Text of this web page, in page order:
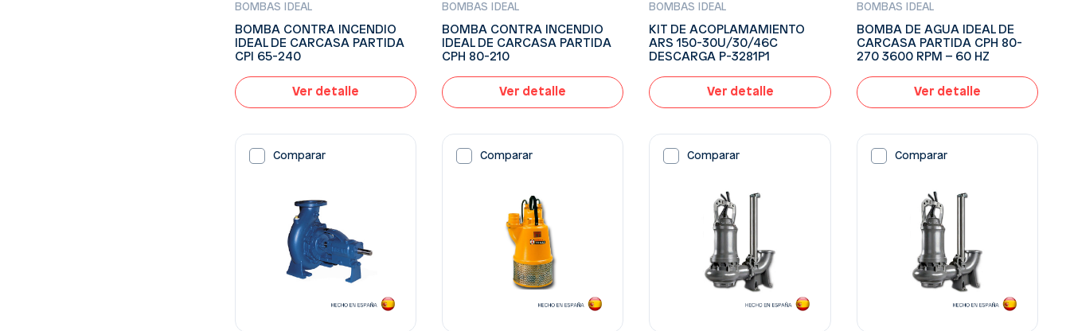
BOMBAS IDEAL
BOMBA CONTRA INCENDIO
IDEAL DE CARCASA PARTIDA
CPI 65-240
Ver detalle
BOMBAS IDEAL
BOMBA CONTRA INCENDIO
IDEAL DE CARCASA PARTIDA
CPH 80-210
Ver detalle
BOMBAS IDEAL
KIT DE ACOPLAMAMIENTO
ARS 150-30U/30/46C
DESCARGA P-3281P1
Ver detalle
BOMBAS IDEAL
BOMBA DE AGUA IDEAL DE
CARCASA PARTIDA CPH 80-
270 3600 RPM – 60 HZ
Ver detalle
Comparar Comparar Comparar Comparar